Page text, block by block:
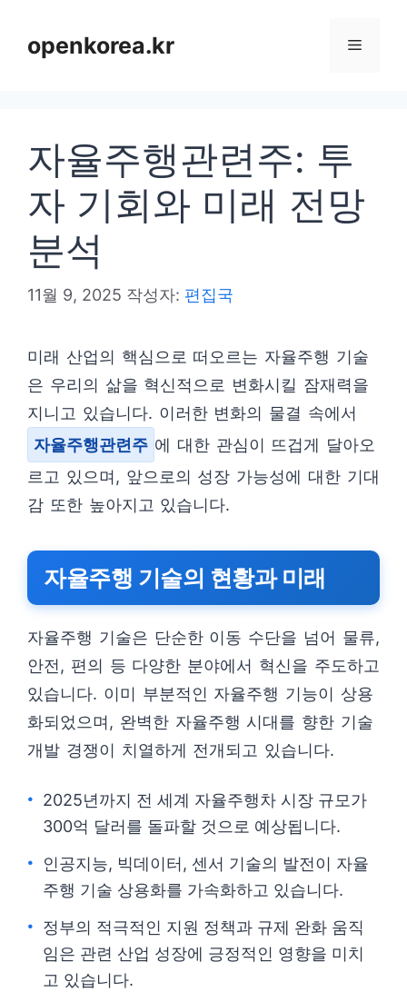
openkorea.kr 메
자율주행관련주: 투
자 기회와 미래 전망
분석
11월 9, 2025 작성자: 편집국
미래 산업의 핵심으로 떠오르는 자율주행 기술
은 우리의 삶을 혁신적으로 변화시킬 잠재력을
지니고 있습니다. 이러한 변화의 물결 속에서
자율주행관련주 에 대한 관심이 뜨겁게 달아오
르고 있으며, 앞으로의 성장 가능성에 대한 기대
감 또한 높아지고 있습니다.
자율주행 기술의 현황과 미래
자율주행 기술은 단순한 이동 수단을 넘어 물류,
안전, 편의 등 다양한 분야에서 혁신을 주도하고
있습니다. 이미 부분적인 자율주행 기능이 상용
화되었으며, 완벽한 자율주행 시대를 향한 기술
개발 경쟁이 치열하게 전개되고 있습니다.
2025년까지 전 세계 자율주행차 시장 규모가
300억 달러를 돌파할 것으로 예상됩니다.
인공지능, 빅데이터, 센서 기술의 발전이 자율
주행 기술 상용화를 가속화하고 있습니다.
정부의 적극적인 지원 정책과 규제 완화 움직
임은 관련 산업 성장에 긍정적인 영향을 미치
고 있습니다.